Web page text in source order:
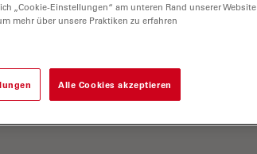
„Cookie-Einstellungen“ am unteren Rand unserer Website
mehr über unsere Praktiken zu erfahren
Alle Cookies akzeptieren